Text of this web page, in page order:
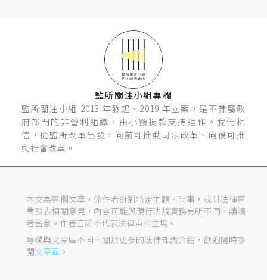
監察院（2016），《調查報告（審議字號：105司調
）》，頁85-87。
李茂生（2015），〈從大寮監獄事件中談獄政改革
的未來〉，《月旦法學教室》，第154期，頁61。
勞作金、保外醫治議題係五項訴求中的第一項、第四
項訴求，參監察院（2016），《
中華民國刑法第77條第2項第2款：「前項關於有期
徒刑假釋之規定，於下列情形，不適用之：……二、
犯最輕本刑五年以上有期徒刑之罪之累犯，於假釋期
間，受徒刑之執行完畢，或一部之執行而赦免後，五
年以內故意再犯最輕本刑為五年以上有期徒刑之罪
監所關注小組專欄
監所關注小組 2013 年發起、2019 年立案，是不隸屬政
府部門的非營利組織，由小額捐款支持運作。我們相
信，從監所改革出發，向前可推動司法改革、向後可推
動社會改革。
本文為專欄文章，係作者針對特定主題、時事，就其法律專
業發表相關意見，內容可能與現行法規實務有所不同，請讀
者留意。作者言論不代表法律百科立場。
專欄與文章區不同，關於更多的法律知識介紹，歡迎隨時參
閱文章區 。